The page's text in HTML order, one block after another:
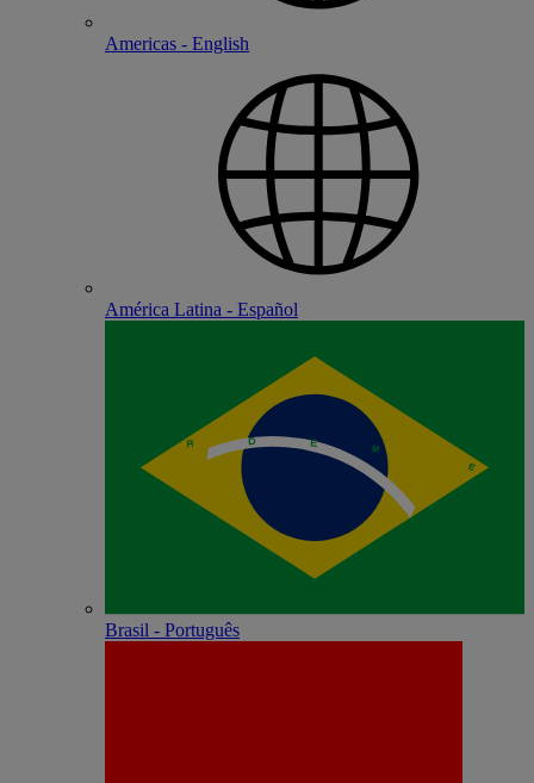
Americas - English
América Latina - Español
Brasil - Português